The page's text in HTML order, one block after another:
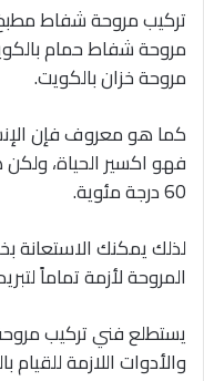
مروحة شفاط حمام
مروحة خزان بالكويت.
كما هو معروف فإن
فهو اكسير الحياة،
60 درجة مئوية.
لذلك يمكنك الاستعانة
المروحة لأزمة تماماً
يستطلع فني تركيب
والأدوات اللازمة